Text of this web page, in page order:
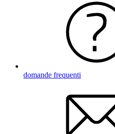
domande frequenti